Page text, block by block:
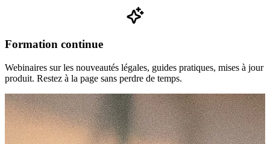
Formation continue
Webinaires sur les nouveautés légales, guides pratiques, mises à jour
produit. Restez à la page sans perdre de temps.